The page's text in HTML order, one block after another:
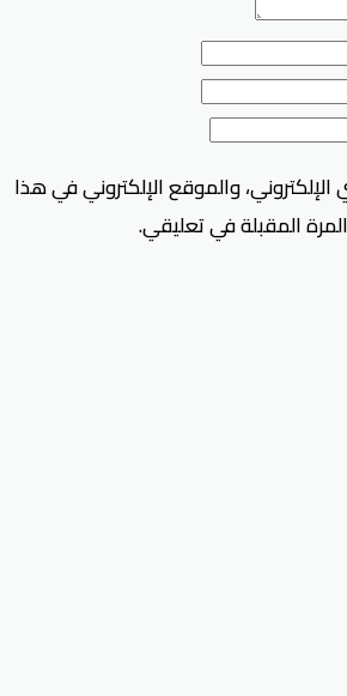
والموقع الإلكتروني في هذا
المقبلة في تعليقي.